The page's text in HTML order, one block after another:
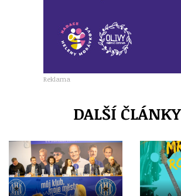
Reklama
DALŠÍ ČLÁNKY